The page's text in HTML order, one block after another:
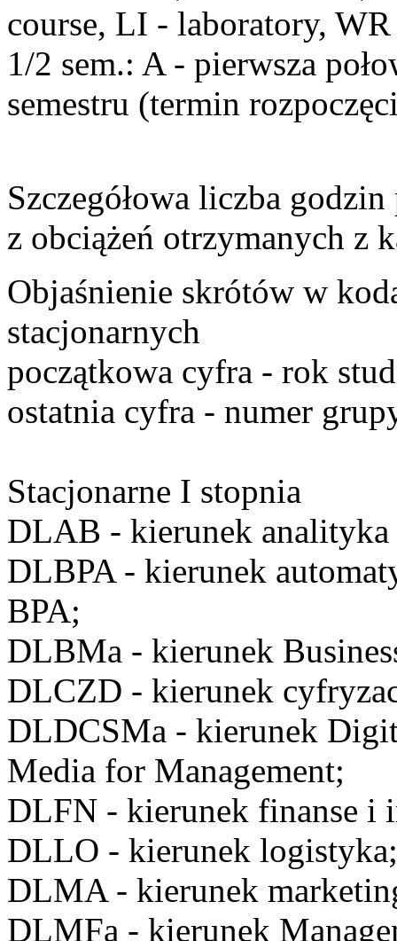
course, LI - laboratory, WR
1/2 sem.: A- pierwsza
semestru (termin
Szczegółowa liczba
z obciążeń otrzymanych z
Objaśnienie skrótów w
stacjonarnych
początkowa cyfra - rok
ostatnia cyfra - numer
Stacjonarne I stopnia
DLAB - kierunek analityka
DLBPA- kierunek
BPA;
DLBMa - kierunek
DLCZD - kierunek
DLDCSMa - kierunek
Media for Management;
DLFN - kierunek finanse i
DLLO - kierunek logistyka;
DLMA- kierunek
DLMFa - kierunek